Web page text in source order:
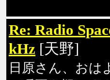
Re: Radio
kHz [天野]
日原さん、おは